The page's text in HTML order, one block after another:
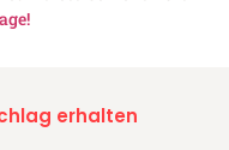
erhalten